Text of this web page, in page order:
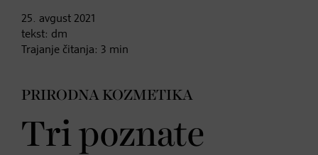
25. avgust 2021
tekst: dm
Trajanje čitanja: 3 min
PRIRODNA KOZMETIKA
Tri poznate